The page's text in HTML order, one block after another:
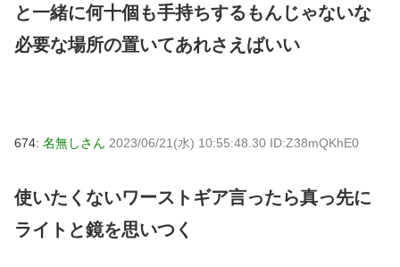
と一緒に何十個も手持ちするもんじゃないな
必要な場所の置いてあれさえばいい
674: 名無しさん 2023/06/21(水) 10:55:48.30 ID:Z38mQKhE0
使いたくないワーストギア言ったら真っ先に
ライトと鏡を思いつく